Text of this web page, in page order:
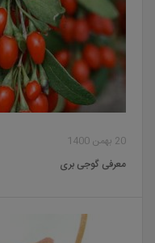
20 بهمن 1400
معرفی گوجی بری